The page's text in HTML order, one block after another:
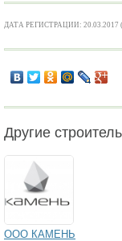
ДАТА РЕГИСТРАЦИИ: 20.03.2017
Другие
ООО КАМЕНЬ